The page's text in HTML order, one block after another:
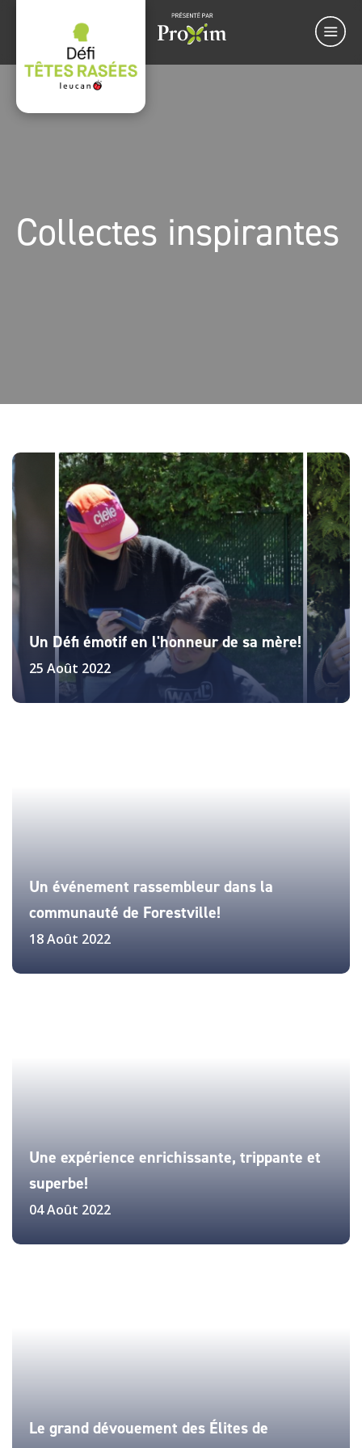
Collectes inspirantes
Un Défi émotif en l'honneur de sa mère!
25 Août 2022
Un événement rassembleur dans la
communauté de Forestville!
18 Août 2022
Une expérience enrichissante, trippante et
superbe!
04 Août 2022
Le grand dévouement des Élites de